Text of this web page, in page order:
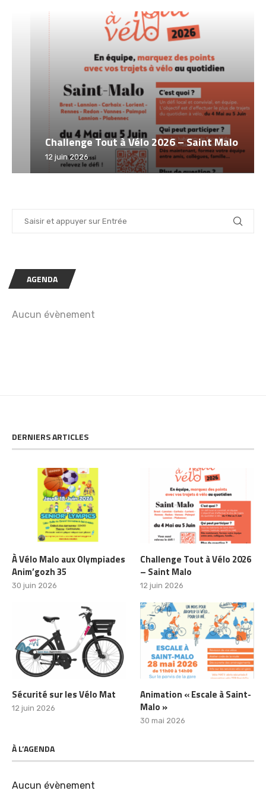
Challenge Tout à Vélo 2026 – Saint Malo
12 juin 2026
AGENDA
Aucun évènement
DERNIERS ARTICLES
À Vélo Malo aux Olympiades
Anim’gozh 35
30 juin 2026
Challenge Tout à Vélo 2026
– Saint Malo
12 juin 2026
Sécurité sur les Vélo Mat
12 juin 2026
Animation « Escale à Saint-
Malo »
30 mai 2026
À L’AGENDA
Aucun évènement